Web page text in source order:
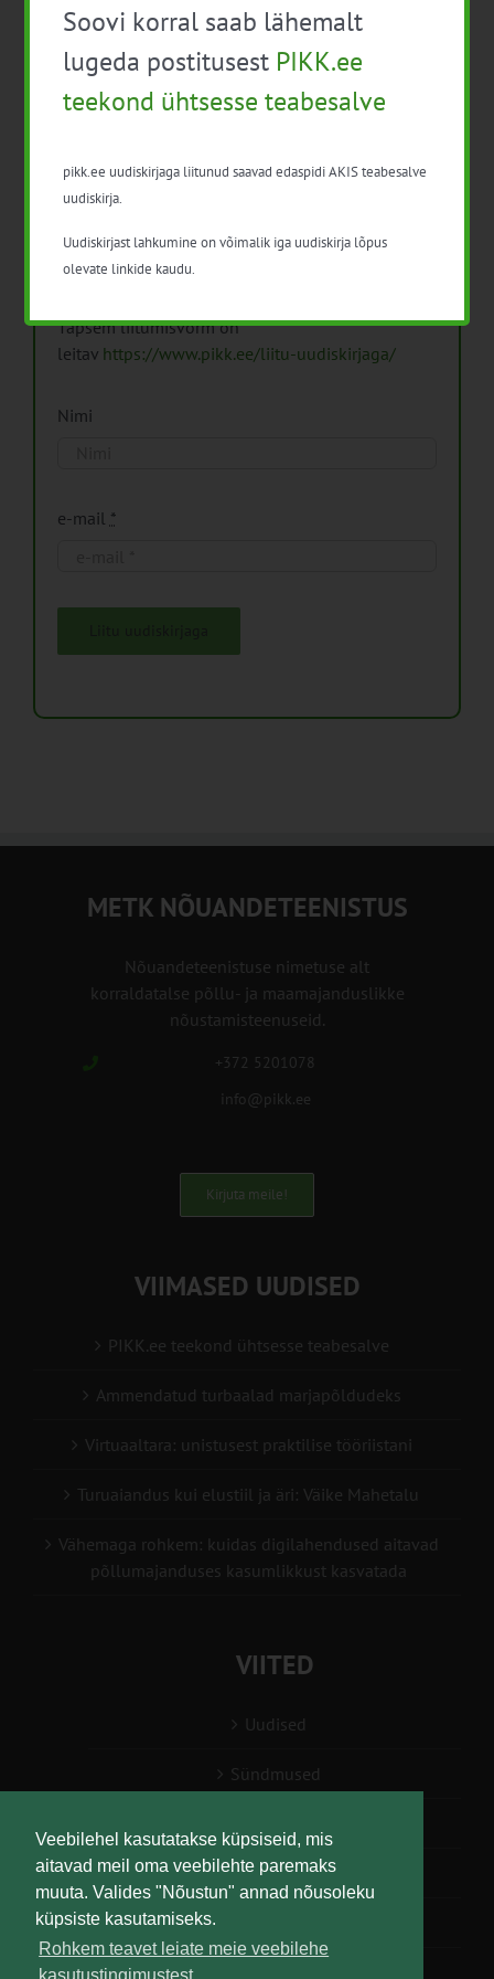
Veebilehel kasutatakse küpsiseid, mis
aitavad meil oma veebilehte paremaks
muuta. Valides "Nõustun" annad nõusoleku
küpsiste kasutamiseks.
Rohkem teavet leiate meie veebilehe
Pikk.ee uudiskirjaga liitumine.
Isikuandmeid töötleme vastavalt
Isikuandmete
Täpsem liitumisvorm on
leitav https://www.pikk.ee/liitu-uudiskirjaga/
Nimi
e-mail *
METK NÕUANDETEENISTUS
Nõuandeteenistuse nimetuse alt
korraldatalse põllu- ja maamajanduslikke
nõustamisteenuseid.
+372 5201078
info@pikk.ee
Kirjuta meile!
VIIMASED UUDISED
PIKK.ee teekond ühtsesse teabesalve
Ammendatud turbaalad marjapõldudeks
Virtuaaltara: unistusest praktilise tööriistani
Turuaiandus kui elustiil ja äri: Väike Mahetalu
Vähemaga rohkem: kuidas digilahendused aitavad
põllumajanduses kasumlikkust kasvatada
VIITED
Uudised
Sündmused
Teabesalv
Liitu uudiskirjaga
Soovi korral saab lähemalt
lugeda postitusest PIKK.ee
teekond ühtsesse teabesalve
pikk.ee uudiskirjaga liitunud saavad edaspidi AKIS teabesalve
uudiskirja.
Uudiskirjast lahkumine on võimalik iga uudiskirja lõpus
olevate linkide kaudu.